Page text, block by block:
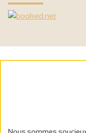
Iemand voor de
WC + handgreep +